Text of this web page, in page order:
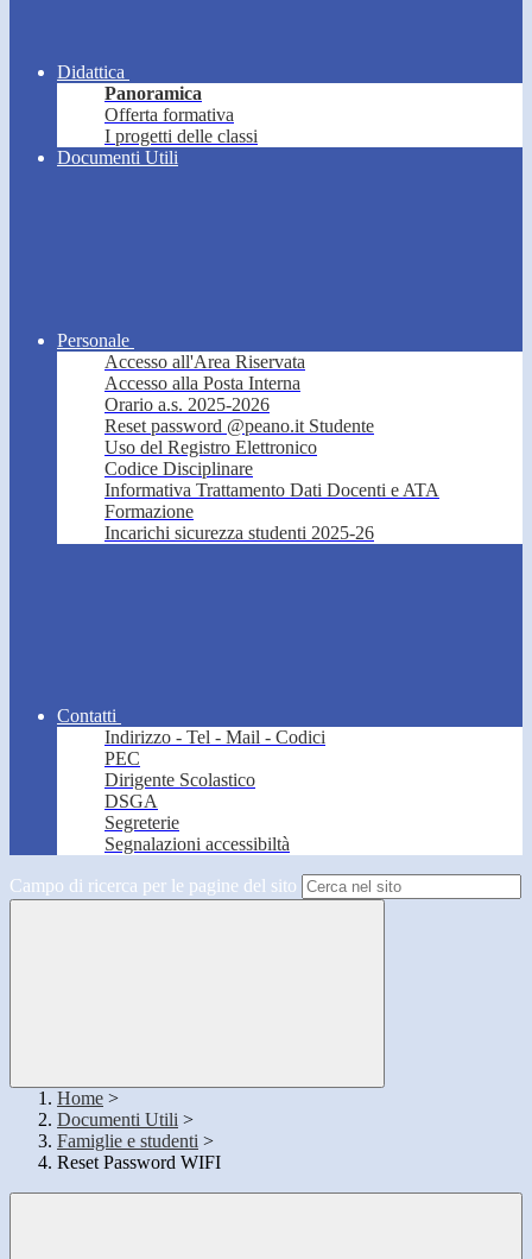
Didattica
Panoramica
Offerta formativa
I progetti delle classi
Documenti Utili
Personale
Accesso all'Area Riservata
Accesso alla Posta Interna
Orario a.s. 2025-2026
Reset password @peano.it Studente
Uso del Registro Elettronico
Codice Disciplinare
Informativa Trattamento Dati Docenti e ATA
Formazione
Incarichi sicurezza studenti 2025-26
Contatti
Indirizzo - Tel - Mail - Codici
PEC
Dirigente Scolastico
DSGA
Segreterie
Segnalazioni accessibiltà
Campo di ricerca per le pagine del sito
Home >
Documenti Utili >
Famiglie e studenti >
Reset Password WIFI